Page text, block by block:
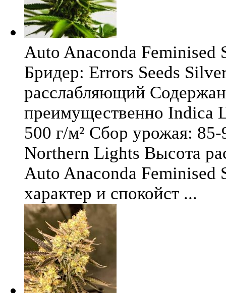
Auto Anaconda Feminised
Бридер: Errors Seeds
расслабляющий
преимущественно Indica
500 г/м² Сбор урожая:
Northern Lights Высота
Auto Anaconda
характер и спокойст ...